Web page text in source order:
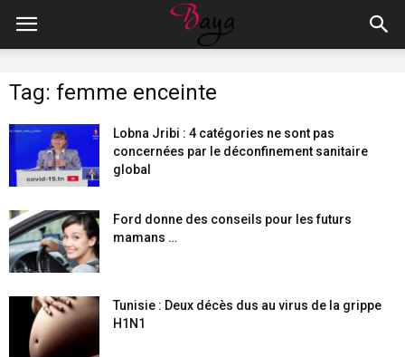
Tag: femme enceinte
Lobna Jribi : 4 catégories ne sont pas
concernées par le déconfinement sanitaire
global
Ford donne des conseils pour les futurs
mamans …
Tunisie : Deux décès dus au virus de la grippe
H1N1